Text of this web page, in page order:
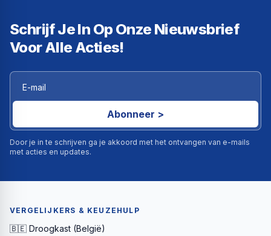
Schrijf Je In Op Onze Nieuwsbrief
Voor Alle Acties!
Abonneer >
Door je in te schrijven ga je akkoord met het ontvangen van e-mails
met acties en updates.
VERGELIJKERS & KEUZEHULP
🇧🇪 Droogkast (België)